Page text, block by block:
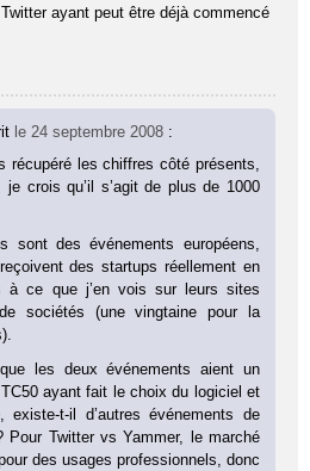
ayant peut être déjà commencé
le 24 septembre 2008 :
récupéré les chiffres côté présents,
crois qu’il s’agit de plus de 1000
sont des événements européens,
des startups réellement en
à ce que j’en vois sur leurs sites
sociétés (une vingtaine pour la
les deux événements aient un
ayant fait le choix du logiciel et
existe-t-il d’autres événements de
Pour Twitter vs Yammer, le marché
des usages professionnels, donc